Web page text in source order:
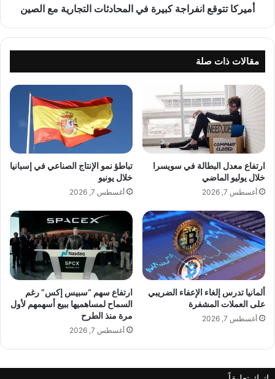
ا
م
ش
ر
ع
ا
ل
ص
ب
ا
ل
م
ش
ت
ر
ك
م
ي
ر
ج
ة
ك
ي
ر
ة
ف
ا
ل
م
ح
ا
د
ث
ا
ت
ج
أميركا تتوقع انفراجة كبيرة في المحادثات التجارية مع الصين
مقالات ذات صلة
ارتفاع معدل البطالة في سويسرا
خلال يوليو الماضي
أغسطس 7, 2026
تباطؤ نمو الإنتاج الصناعي في إسبانيا
خلال يونيو
أغسطس 7, 2026
ألمانيا تدرس إلغاء الإعفاء الضريبي
على العملات المشفرة
أغسطس 7, 2026
ارتفاع سهم “سبيس إكس” رغم
السماح لمساهميها ببيع أسهمهم لأول
مرة منذ الطرح
أغسطس 7, 2026